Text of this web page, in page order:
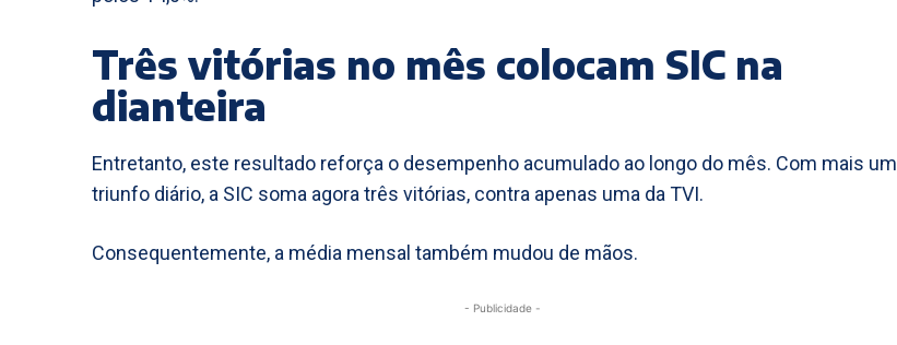
Três vitórias no mês colocam SIC na
dianteira
Entretanto, este resultado reforça o desempenho acumulado ao longo do mês. Com mais um
triunfo diário, a SIC soma agora três vitórias, contra apenas uma da TVI.
Consequentemente, a média mensal também mudou de mãos.
- Publicidade -